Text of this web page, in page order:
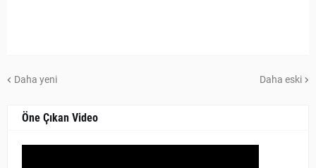
Daha yeni Daha eski
Öne Çıkan Video